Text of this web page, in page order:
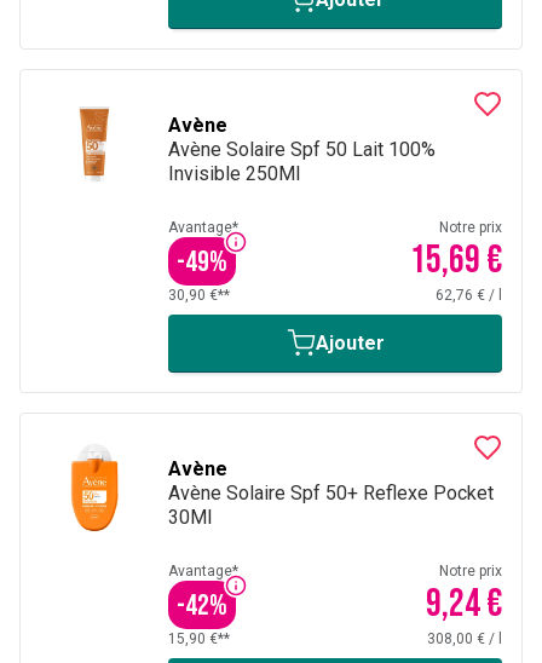
Avène
Avène Solaire Spf 50 Lait 100%
Invisible 250Ml
Avantage*
-49%
Notre prix
15,69 €
30,90 €** 62,76 € /
Ajouter
Avène
Avène Solaire Spf 50+ Reflexe Pocket
30Ml
Avantage*
-42%
Notre prix
9,24 €
15,90 €** 308,00 € /